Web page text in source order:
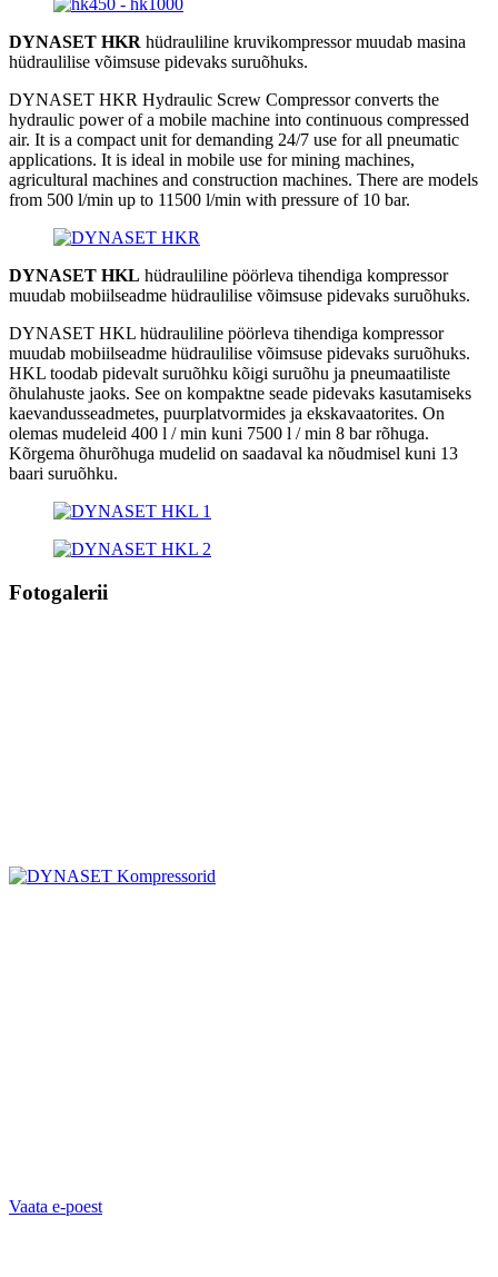
DYNASET HKR hüdrauliline kruvikompressor muudab masina
hüdraulilise võimsuse pidevaks suruõhuks.
DYNASET HKR Hydraulic Screw Compressor converts the
hydraulic power of a mobile machine into continuous compressed
air. It is a compact unit for demanding 24/7 use for all pneumatic
applications. It is ideal in mobile use for mining machines,
agricultural machines and construction machines. There are models
from 500 l/min up to 11500 l/min with pressure of 10 bar.
DYNASET HKL hüdrauliline pöörleva tihendiga kompressor
muudab mobiilseadme hüdraulilise võimsuse pidevaks suruõhuks.
DYNASET HKL hüdrauliline pöörleva tihendiga kompressor
muudab mobiilseadme hüdraulilise võimsuse pidevaks suruõhuks.
HKL toodab pidevalt suruõhku kõigi suruõhu ja pneumaatiliste
õhulahuste jaoks. See on kompaktne seade pidevaks kasutamiseks
kaevandusseadmetes, puurplatvormides ja ekskavaatorites. On
olemas mudeleid 400 l / min kuni 7500 l / min 8 bar rõhuga.
Kõrgema õhurõhuga mudelid on saadaval ka nõudmisel kuni 13
baari suruõhku.
Fotogalerii
Vaata e-poest